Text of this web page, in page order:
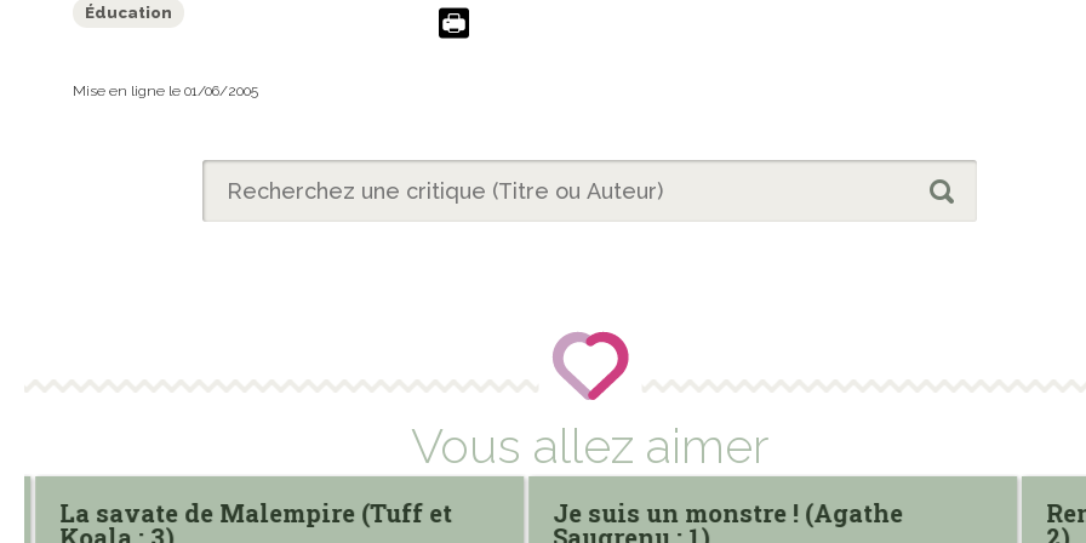
Éducation
Mise en ligne le 01/06/2005
Vous allez aimer
La savate de Malempire (Tuff et Je suis un monstre ! (Agathe